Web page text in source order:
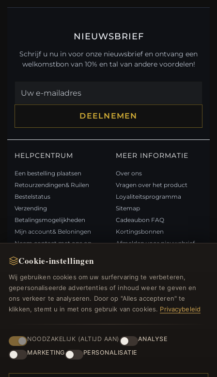
Cookie-instellingen
Wij gebruiken cookies om uw surfervaring te verbeteren,
gepersonaliseerde advertenties of inhoud weer te geven en
ons verkeer te analyseren. Door op "Alles accepteren" te
klikken, stemt u in met ons gebruik van cookies. Privacybeleid
NOODZAKELIJK (ALTIJD AAN)
ANALYSE
MARKETING
PERSONALISATIE
NIEUWSBRIEF
Schrijf u nu in voor onze nieuwsbrief en ontvang een
welkomstbon van 10% en tal van andere voordelen!
DEELNEMEN
HELPCENTRUM
Een bestelling plaatsen
Retourzendingen& Ruilen
Bestelstatus
Verzending
Betalingsmogelijkheden
Mijn account& Beloningen
Neem contact met ons op
MEER INFORMATIE
Over ons
Vragen over het product
Loyaliteitsprogramma
Sitemap
Cadeaubon FAQ
Kortingsbonnen
Afmelden voor nieuwsbrief
Nieuwe producten
Specials
Blog
Beoordelingen
Inloggen
BETAALMETHODEN